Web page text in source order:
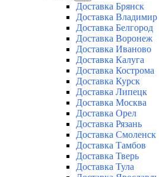
Доставка Брянск
Доставка Владимир
Доставка Белгород
Доставка Воронеж
Доставка Иваново
Доставка Калуга
Доставка Кострома
Доставка Курск
Доставка Липецк
Доставка Москва
Доставка Орел
Доставка Рязань
Доставка Смоленск
Доставка Тамбов
Доставка Тверь
Доставка Тула